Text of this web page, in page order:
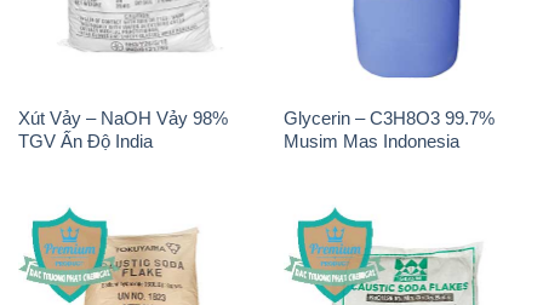
Xút Vảy – NaOH Vảy 98%
TGV Ấn Độ India
Glycerin – C3H8O3 99.7%
Musim Mas Indonesia